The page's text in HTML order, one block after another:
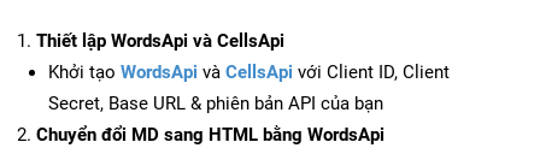
Thiết lập WordsApi và CellsApi
Khởi tạo WordsApi và CellsApi với Client ID, Client
Secret, Base URL & phiên bản API của bạn
Chuyển đổi MD sang HTML bằng WordsApi